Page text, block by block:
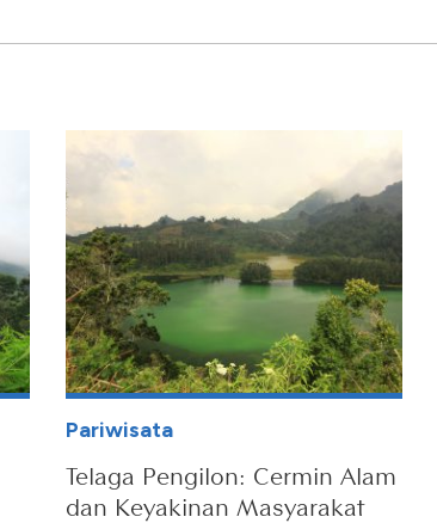
Pariwisata
Telaga Pengilon: Cermin Alam
dan Keyakinan Masyarakat